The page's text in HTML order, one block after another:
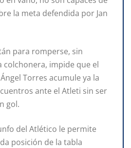
la meta defendida por Jan
para romperse, sin
colchonera, impide que el
Torres acumule ya la
ante el Atleti sin ser
gol.
del Atlético le permite
posición de la tabla